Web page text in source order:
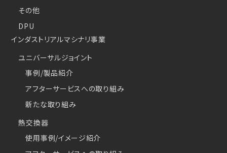
その他
DPU
インダストリアルマシナリ事業
ユニバーサルジョイント
事例/製品紹介
アフターサービスへの取り組み
新たな取り組み
熱交換器
使用事例/イメージ紹介